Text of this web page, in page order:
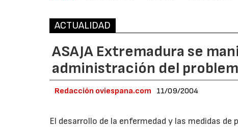
ACTUALIDAD
ASAJA Extremadura se
administración del
Redacción oviespana.com 11/09/2004
El desarrollo de la enfermedad y las medidas